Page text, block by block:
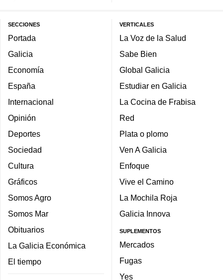
SECCIONES
Portada
Galicia
Economía
España
Internacional
Opinión
Deportes
Sociedad
Cultura
Gráficos
Somos Agro
Somos Mar
Obituarios
La Galicia Económica
El tiempo
VERTICALES
La Voz de la Salud
Sabe Bien
Global Galicia
Estudiar en Galicia
La Cocina de Frabisa
Red
Plata o plomo
Ven A Galicia
Enfoque
Vive el Camino
La Mochila Roja
Galicia Innova
SUPLEMENTOS
Mercados
Fugas
Yes